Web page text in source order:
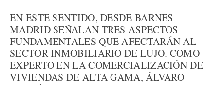
EN ESTE SENTIDO, DESDE BARNES
MADRID SEÑALAN TRES ASPECTOS
FUNDAMENTALES QUE AFECTARÁN AL
SECTOR INMOBILIARIO DE LUJO. COMO
EXPERTO EN LA COMERCIALIZACIÓN DE
VIVIENDAS DE ALTA GAMA, ÁLVARO